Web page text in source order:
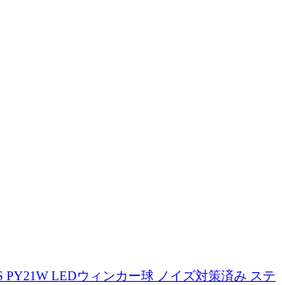
LEDウィンカー球 ノイズ対策済み ステ